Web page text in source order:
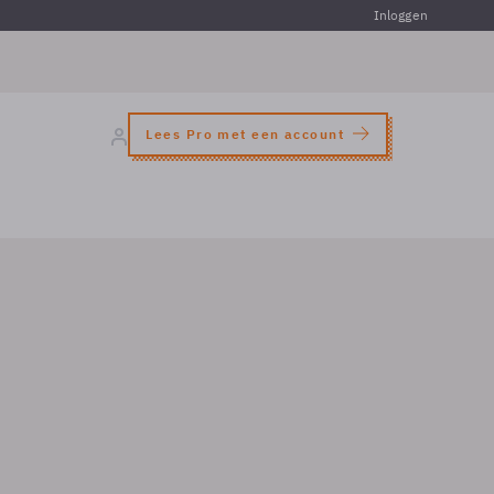
Inloggen
Lees Pro met een account